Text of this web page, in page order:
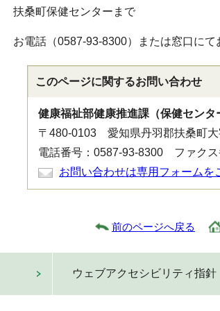
扶桑町保健センターまで
お電話（0587-93-8300）または窓口にて
このページに関するお問い合わせ
健康福祉部健康推進課（保健センタ
〒480-0103 愛知県丹羽郡扶桑町
電話番号：0587-93-8300 ファク
お問い合わせは専用フォームを
前のページへ戻る
ウェブアクセシビリティ指針